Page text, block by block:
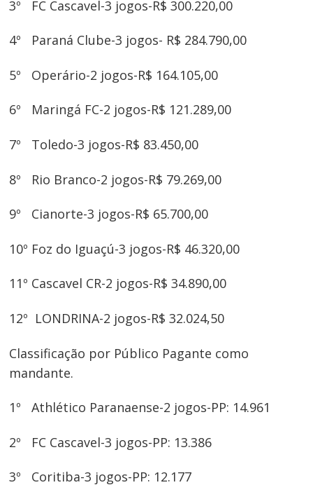
3º FC Cascavel-3 jogos-R$ 300.220,00
4º Paraná Clube-3 jogos- R$ 284.790,00
5º Operário-2 jogos-R$ 164.105,00
6º Maringá FC-2 jogos-R$ 121.289,00
7º Toledo-3 jogos-R$ 83.450,00
8º Rio Branco-2 jogos-R$ 79.269,00
9º Cianorte-3 jogos-R$ 65.700,00
10º Foz do Iguaçú-3 jogos-R$ 46.320,00
11º Cascavel CR-2 jogos-R$ 34.890,00
12º LONDRINA-2 jogos-R$ 32.024,50
Classificação por Público Pagante como
mandante.
1º Athlético Paranaense-2 jogos-PP: 14.961
2º FC Cascavel-3 jogos-PP: 13.386
3º Coritiba-3 jogos-PP: 12.177
Navegação
Post